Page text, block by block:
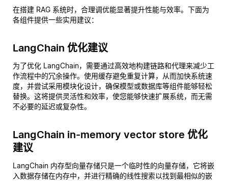
在搭建 RAG 系统时，合理调优能显著提升性能与效率。下面为
各组件提供一些实用建议：
LangChain 优化建议
为了优化 LangChain，需要通过高效地构建链路和代理来减少工
作流程中的冗余操作。使用缓存避免重复计算，从而加快系统速
度，并尝试采用模块化设计，确保模型或数据库等组件能够轻松
替换。这将提供灵活性和效率，使您能够快速扩展系统，而无需
不必要的延迟或复杂性。
LangChain in-memory vector store 优化
建议
LangChain 内存型向量存储只是一个临时性的向量存储，它将嵌
入数据存储在内存中，并进行精确的线性搜索以找到最相似的嵌